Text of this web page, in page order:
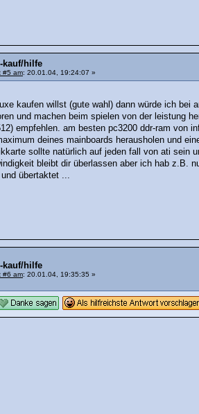
kauf/hilfe
#5 am: 20.01.04, 19:24:07 »
kaufen willst (gute wahl) dann würde ich bei
und machen beim spielen von der leistung
empfehlen. am besten pc3200 ddr-ram von
deines mainboards herausholen und
sollte natürlich auf jeden fall von ati sein
bleibt dir überlassen aber ich hab z.B.
übertaktet ...
kauf/hilfe
#6 am: 20.01.04, 19:35:35 »